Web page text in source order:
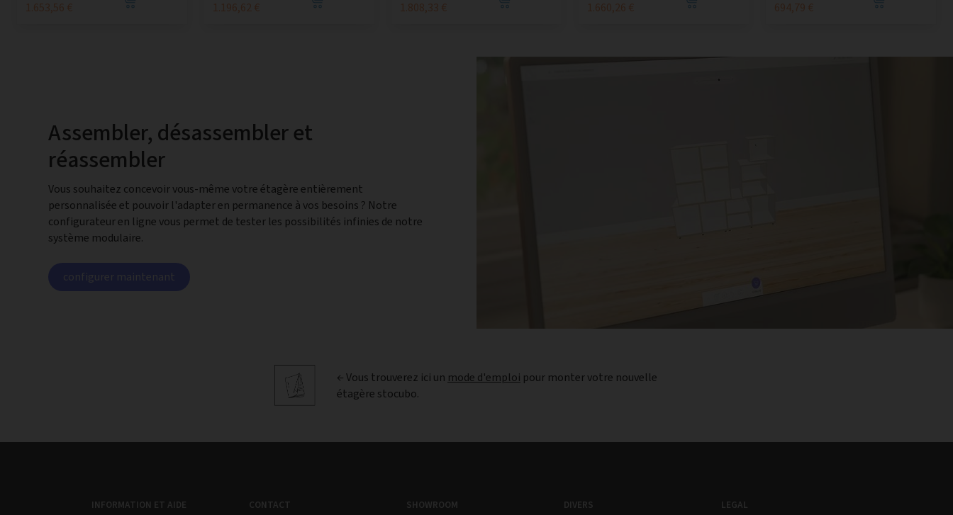
1.653,56 €
1.196,62 €
1.808,33 €
1.660,26 €
694,79 €
Assembler, désassembler et
réassembler
Vous souhaitez concevoir vous-même votre étagère entièrement
personnalisée et pouvoir l'adapter en permanence à vos besoins ? Notre
configurateur en ligne vous permet de tester les possibilités infinies de notre
système modulaire.
configurer maintenant
← Vous trouverez ici un mode d'emploi pour monter votre nouvelle
étagère stocubo.
INFORMATION ET AIDE CONTACT SHOWROOM DIVERS LEGAL